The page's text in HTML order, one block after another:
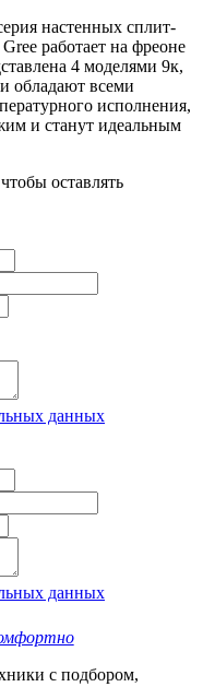
настенных сплит-
работает на фреоне
4 моделями 9к,
обладают всеми
исполнения,
и станут идеальным
оставлять
данных
данных
с подбором,